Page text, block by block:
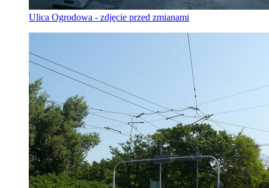
Ulica Ogrodowa - zdjęcie przed zmianami